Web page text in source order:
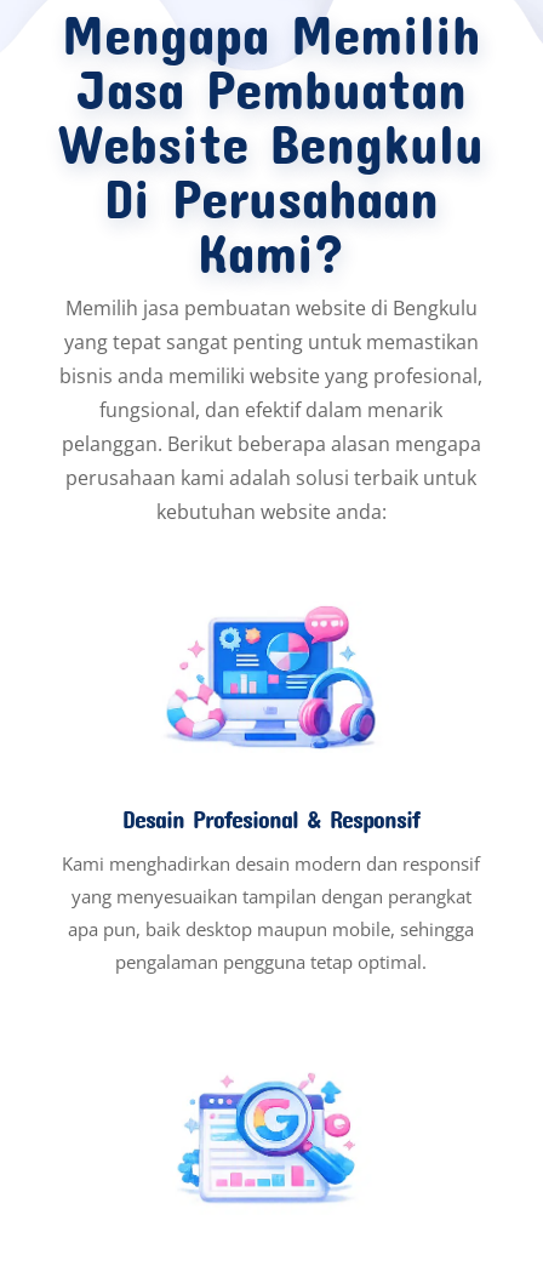
Mengapa Memilih
Jasa Pembuatan
Website Bengkulu
Di Perusahaan
Kami?
Memilih jasa pembuatan website di Bengkulu
yang tepat sangat penting untuk memastikan
bisnis anda memiliki website yang profesional,
fungsional, dan efektif dalam menarik
pelanggan. Berikut beberapa alasan mengapa
perusahaan kami adalah solusi terbaik untuk
kebutuhan website anda:
Desain Profesional & Responsif
Kami menghadirkan desain modern dan responsif
yang menyesuaikan tampilan dengan perangkat
apa pun, baik desktop maupun mobile, sehingga
pengalaman pengguna tetap optimal.